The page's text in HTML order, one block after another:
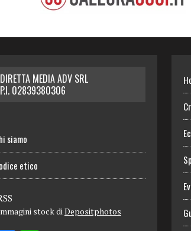
DIRETTA MEDIA ADV SRL
P.I. 02839380306
siamo
etico
stock diDepositphotos